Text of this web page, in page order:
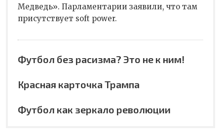
Медведь». Парламентарии заявили, что там
присутствует soft power.
Футбол без расизма? Это не к ним!
Красная карточка Трампа
Футбол как зеркало революции